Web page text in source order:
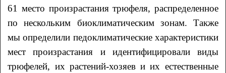
61 место произрастания трюфеля, распределенное
по нескольким биоклиматическим зонам. Также
мы определили педоклиматические характеристики
мест произрастания и идентифицировали виды
трюфелей, их растений-хозяев и их естественные